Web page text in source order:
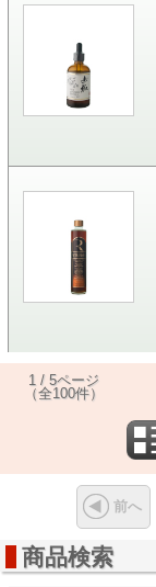
1 / 5ページ
（全100件）
前へ
商品検索